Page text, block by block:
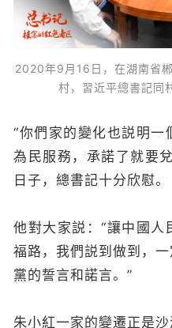
2020年9月16日，在湖南省
村，習近平總書記同
“你們家的變化也説明
為民服務，承諾了就要
日子，總書記十分欣慰。
他對大家説：“讓中國
福路，我們説到做到，
黨的誓言和諾言。”
朱小紅一家的變遷正是沙